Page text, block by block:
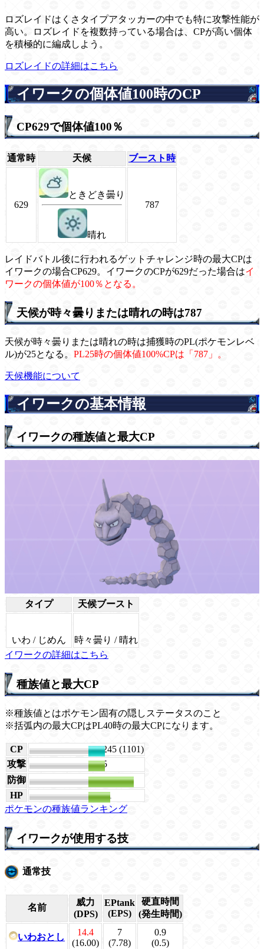
ロズレイドはくさタイプアタッカーの中でも特に攻撃性能が
高い。ロズレイドを複数持っている場合は、CPが高い個体
を積極的に編成しよう。
ロズレイドの詳細はこちら
イワークの個体値100時のCP
CP629で個体値100％
通常時 天候 ブースト時
629
ときどき曇り
晴れ
787
レイドバトル後に行われるゲットチャレンジ時の最大CPは
イワークの場合CP629。イワークのCPが629だった場合はイ
ワークの個体値が100％となる。
天候が時々曇りまたは晴れの時は787
天候が時々曇りまたは晴れの時は捕獲時のPL(ポケモンレベ
ル)が25となる。 PL25時の個体値100%CPは「787」。
天候機能について
イワークの基本情報
イワークの種族値と最大CP
タイプ 天候ブースト
いわ / じめん
時々曇り / 晴れ
イワークの詳細はこちら
種族値と最大CP
※種族値とはポケモン固有の隠しステータスのこと
※括弧内の最大CPはPL40時の最大CPになります。
CP
1245 (1101)
攻撃
85
防御
232
HP
111
ポケモンの種族値ランキング
イワークが使用する技
通常技
名前
威力
(DPS)
EPtank
(EPS)
硬直時間
(発生時間)
いわおとし
14.4
(16.00)
7
(7.78)
0.9
(0.5)